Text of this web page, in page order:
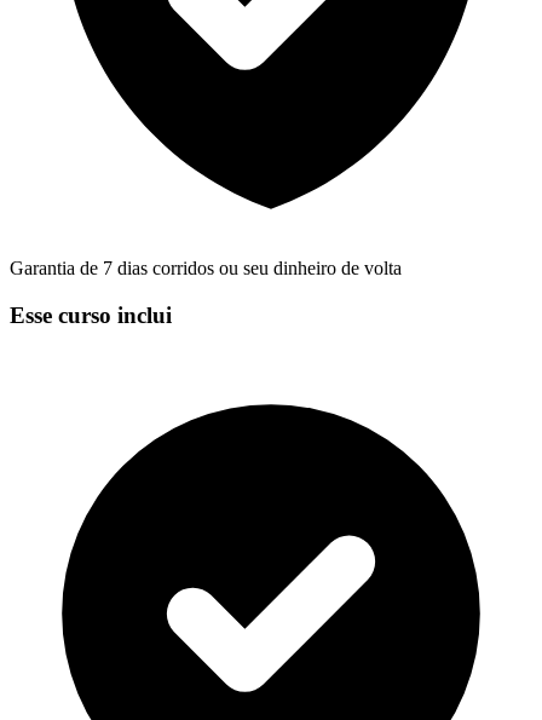
Garantia de 7 dias corridos ou seu dinheiro de volta
Esse curso inclui